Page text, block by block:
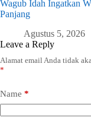
Wagub Idah Ingatkan
Panjang
Agustus 5, 2026
Leave a Reply
Alamat email Anda tidak
*
Name *